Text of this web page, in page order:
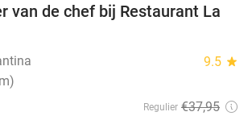
32%
van de chef bij Restaurant La
9.5 star
Regulier €37,95